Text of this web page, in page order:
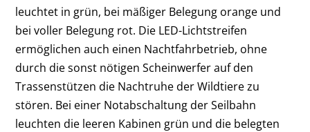
leuchtet in grün, bei mäßiger Belegung orange und
bei voller Belegung rot. Die LED-Lichtstreifen
ermöglichen auch einen Nachtfahrbetrieb, ohne
durch die sonst nötigen Scheinwerfer auf den
Trassenstützen die Nachtruhe der Wildtiere zu
stören. Bei einer Notabschaltung der Seilbahn
leuchten die leeren Kabinen grün und die belegten